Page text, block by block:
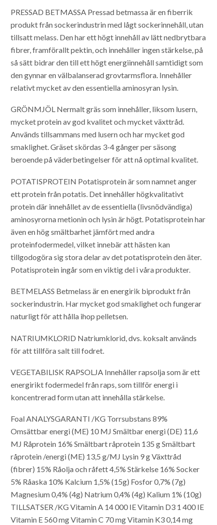
PRESSAD BETMASSA Pressad betmassa är en fiberrik
produkt från sockerindustrin med lågt sockerinnehåll, utan
tillsatt melass. Den har ett högt innehåll av lätt nedbrytbara
fibrer, framförallt pektin, och innehåller ingen stärkelse, på
så sätt bidrar den till ett högt energiinnehåll samtidigt som
den gynnar en välbalanserad grovtarmsflora. Innehåller
relativt mycket av den essentiella aminosyran lysin.
GRÖNMJÖL Nermalt gräs som innehåller, liksom lusern,
mycket protein av god kvalitet och mycket växttråd.
Används tillsammans med lusern och har mycket god
smaklighet. Gräset skördas 3-4 gånger per säsong
beroende på väderbetingelser för att nå optimal kvalitet.
POTATISPROTEIN Potatisprotein är som namnet anger
ett protein från potatis. Det innehåller högkvalitativt
protein där innehållet av de essentiella (livsnödvändiga)
aminosyrorna metionin och lysin är högt. Potatisprotein har
även en hög smältbarhet jämfört med andra
proteinfodermedel, vilket innebär att hästen kan
tillgodogöra sig stora delar av det potatisprotein den äter.
Potatisprotein ingår som en viktig del i våra produkter.
BETMELASS Betmelass är en energirik biprodukt från
sockerindustrin. Har mycket god smaklighet och fungerar
naturligt för att hålla ihop pelletsen.
NATRIUMKLORID Natriumklorid, dvs. koksalt används
för att tillföra salt till fodret.
VEGETABILISK RAPSOLJA Innehåller rapsolja som är ett
energirikt fodermedel från raps, som tillför energi i
koncentrerad form utan att innehålla stärkelse.
FoalANALYSGARANTI /KG Torrsubstans 89%
Omsättbar energi (ME) 10 MJ Smältbar energi (DE) 11,6
MJ Råprotein 16% Smältbart råprotein 135 gSmältbart
råprotein /energi (ME) 13,5 g/MJ Lysin 9 gVäxttråd
(fibrer) 15% Råolja och råfett 4,5% Stärkelse 16% Socker
5% Råaska 10% Kalcium 1,5% (15g) Fosfor 0,7% (7g)
Magnesium 0,4% (4g) Natrium 0,4% (4g) Kalium 1% (10g)
TILLSATSER /KGVitamin A 14 000 IEVitamin D3 1 400 IE
Vitamin E 560 mgVitamin C 70 mgVitamin K3 0,14 mg